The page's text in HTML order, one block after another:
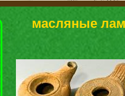
масляные